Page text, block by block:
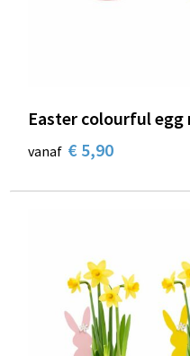
Easter colourful egg
vanaf € 5,90